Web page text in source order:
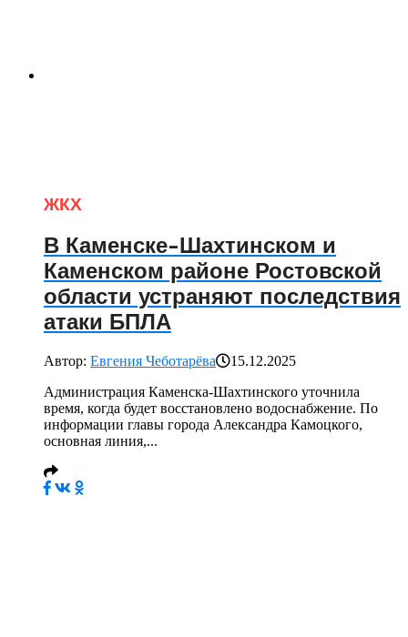
ЖКХ
В Каменске-Шахтинском и
Каменском районе Ростовской
области устраняют последствия
атаки БПЛА
Автор: Евгения Чеботарёва
15.12.2025
Администрация Каменска-Шахтинского уточнила
время, когда будет восстановлено водоснабжение. По
информации главы города Александра Камоцкого,
основная линия,...